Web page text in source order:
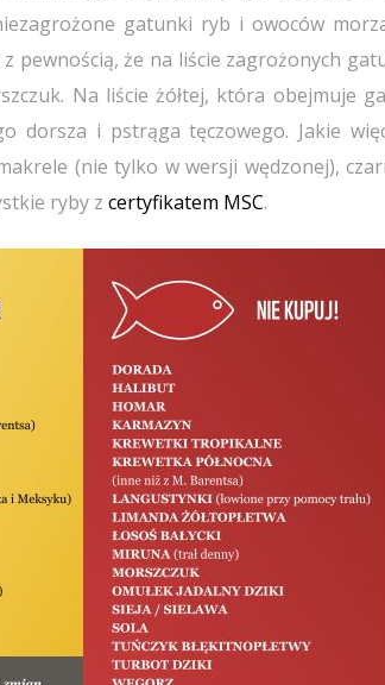
gatunki ryb i owoców
z pewnością, że na liście zagrożonych
Na liście żółtej, która obejmuje
dorsza i pstrąga tęczowego. Jakie
(nie tylko w wersji wędzonej),
ryby z certyfikatem MSC.